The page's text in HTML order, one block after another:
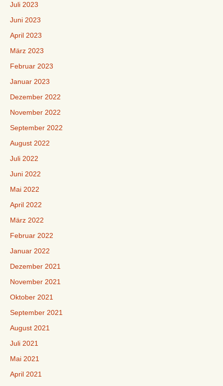
Juli 2023
Juni 2023
April 2023
März 2023
Februar 2023
Januar 2023
Dezember 2022
November 2022
September 2022
August 2022
Juli 2022
Juni 2022
Mai 2022
April 2022
März 2022
Februar 2022
Januar 2022
Dezember 2021
November 2021
Oktober 2021
September 2021
August 2021
Juli 2021
Mai 2021
April 2021